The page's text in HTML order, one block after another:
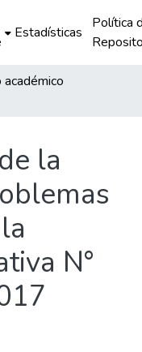
Estadísticas
Política
académico
la
N°